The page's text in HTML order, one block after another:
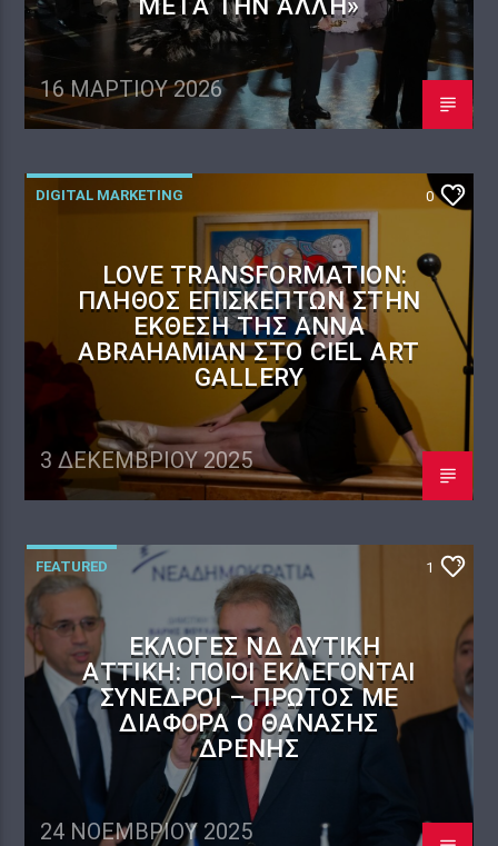
16 ΜΑΡΤΊΟΥ 2026
DIGITAL MARKETING 0
LOVE TRANSFORMATION:
ΠΛΉΘΟΣ ΕΠΙΣΚΕΠΤΏΝ ΣΤΗΝ
ΈΚΘΕΣΗ ΤΗΣ ANNA
ABRAHAMIAN ΣΤΟ CIEL ART
GALLERY
3 ΔΕΚΕΜΒΡΊΟΥ 2025
FEATURED 1
ΕΚΛΟΓΈΣ ΝΔ ΔΥΤΙΚΉ
ΑΤΤΙΚΉ: ΠΟΙΟΙ ΕΚΛΈΓΟΝΤΑΙ
ΣΎΝΕΔΡΟΙ – ΠΡΏΤΟΣ ΜΕ
ΔΙΑΦΟΡΆ Ο ΘΑΝΆΣΗΣ
ΔΡΈΝΗΣ
24 ΝΟΕΜΒΡΊΟΥ 2025